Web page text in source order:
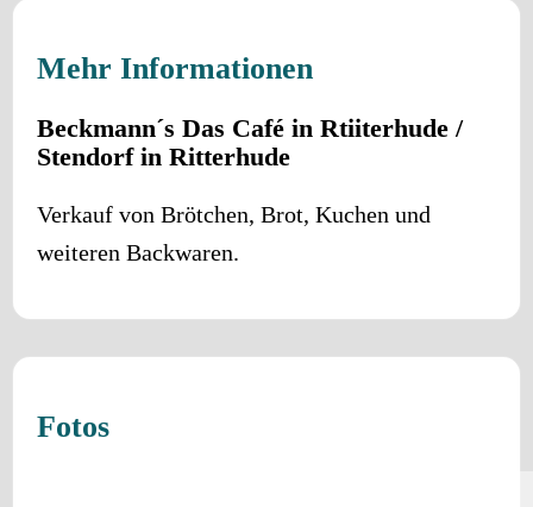
Mehr Informationen
Beckmann´s Das Café in Rtiiterhude /
Stendorf in Ritterhude
Verkauf von Brötchen, Brot, Kuchen und
weiteren Backwaren.
Fotos